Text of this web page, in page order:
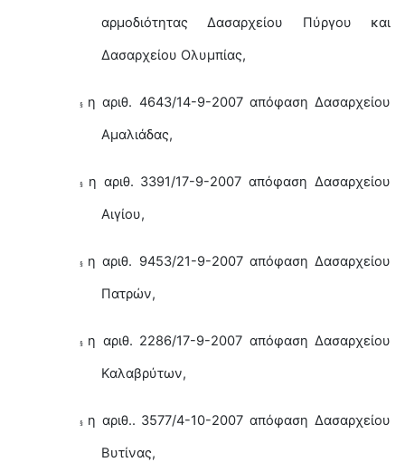
αρμοδιότητας Δασαρχείου Πύργου και
Δασαρχείου Ολυμπίας,
§ η αριθ. 4643/14-9-2007 απόφαση Δασαρχείου
Αμαλιάδας,
§
η αριθ. 3391/17-9-2007 απόφαση Δασαρχείου
Αιγίου,
§
η αριθ. 9453/21-9-2007 απόφαση Δασαρχείου
Πατρών,
§
η αριθ. 2286/17-9-2007 απόφαση Δασαρχείου
Καλαβρύτων,
§
η αριθ.. 3577/4-10-2007 απόφαση Δασαρχείου
Βυτίνας,